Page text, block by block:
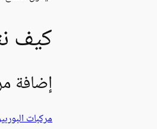
كيف
إضافة
مركبات